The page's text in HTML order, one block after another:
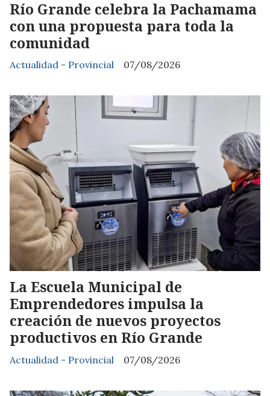
Río Grande celebra la Pachamama
con una propuesta para toda la
comunidad
Actualidad - Provincial 07/08/2026
La Escuela Municipal de
Emprendedores impulsa la
creación de nuevos proyectos
productivos en Río Grande
Actualidad - Provincial 07/08/2026